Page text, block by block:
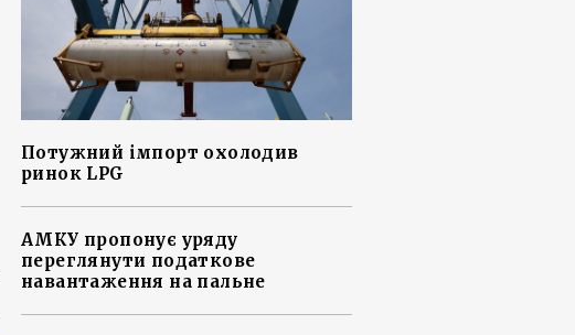
Потужний імпорт охолодив
ринок LPG
АМКУ пропонує уряду
переглянути податкове
навантаження на пальне